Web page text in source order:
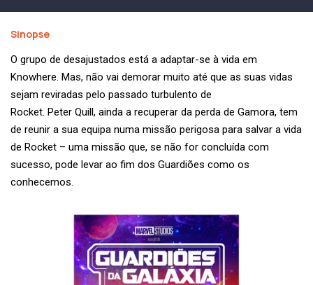
Sinopse
O grupo de desajustados está a adaptar-se à vida em
Knowhere. Mas, não vai demorar muito até que as suas vidas
sejam reviradas pelo passado turbulento de
Rocket. Peter Quill, ainda a recuperar da perda de Gamora, tem
de reunir a sua equipa numa missão perigosa para salvar a vida
de Rocket – uma missão que, se não for concluída com
sucesso, pode levar ao fim dos Guardiões como os
conhecemos.